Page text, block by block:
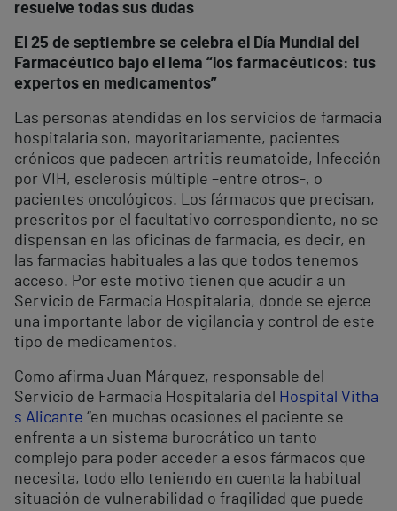
resuelve todas sus dudas
El 25 de septiembre se celebra el Día Mundial del
Farmacéutico bajo el lema “los farmacéuticos: tus
expertos en medicamentos”
Las personas atendidas en los servicios de farmacia
hospitalaria son, mayoritariamente, pacientes
crónicos que padecen artritis reumatoide, Infección
por VIH, esclerosis múltiple –entre otros-, o
pacientes oncológicos. Los fármacos que precisan,
prescritos por el facultativo correspondiente, no se
dispensan en las oficinas de farmacia, es decir, en
las farmacias habituales a las que todos tenemos
acceso. Por este motivo tienen que acudir a un
Servicio de Farmacia Hospitalaria, donde se ejerce
una importante labor de vigilancia y control de este
tipo de medicamentos.
Como afirma Juan Márquez, responsable del
Servicio de Farmacia Hospitalaria del
Hospital Vitha
s Alicante “en muchas ocasiones el paciente se
enfrenta a un sistema burocrático un tanto
complejo para poder acceder a esos fármacos que
necesita, todo ello teniendo en cuenta la habitual
situación de vulnerabilidad o fragilidad que puede